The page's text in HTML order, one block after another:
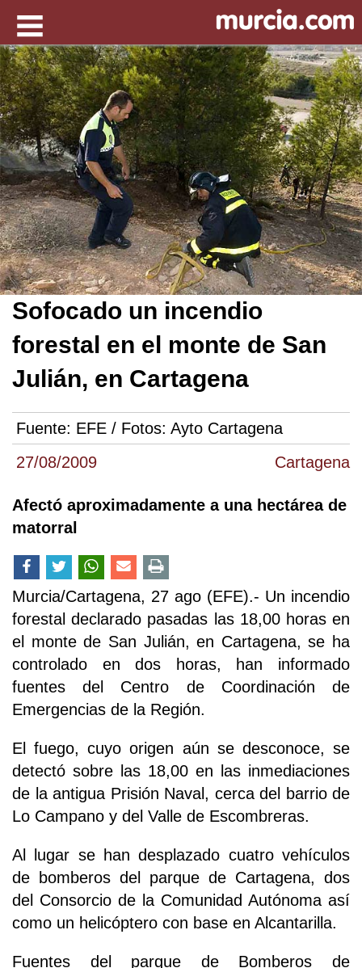
27/08/2009 Cartagena
Sofocado un incendio
forestal en el monte de San
Julián, en Cartagena
Fuente: EFE / Fotos: Ayto Cartagena
Afectó aproximadamente a una hectárea de
matorral
Murcia/Cartagena, 27 ago (EFE).- Un incendio
forestal declarado pasadas las 18,00 horas en
el monte de San Julián, en Cartagena, se ha
controlado en dos horas, han informado
fuentes del Centro de Coordinación de
Emergencias de la Región.
El fuego, cuyo origen aún se desconoce, se
detectó sobre las 18,00 en las inmediaciones
de la antigua Prisión Naval, cerca del barrio de
Lo Campano y del Valle de Escombreras.
Al lugar se han desplazado cuatro vehículos
de bomberos del parque de Cartagena, dos
del Consorcio de la Comunidad Autónoma así
como un helicóptero con base en Alcantarilla.
Fuentes del parque de Bomberos de